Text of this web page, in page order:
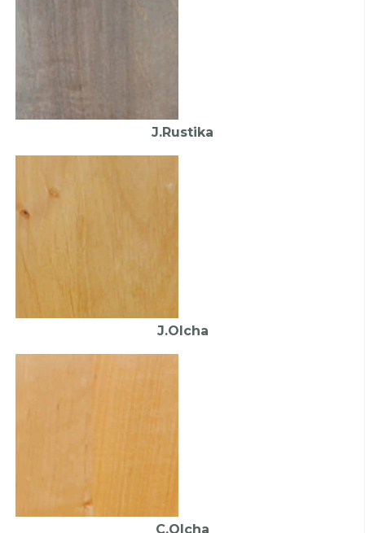
J.Rustika
J.Olcha
C.Olcha